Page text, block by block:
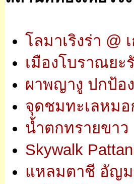
โลมาเริงร่า @
เมืองโบราณยะ
ผาพญางู ปกป้อ
จุดชมทะเลหม
น้ำตกทรายขาว
Skywalk
แหลมตาชี อัญ